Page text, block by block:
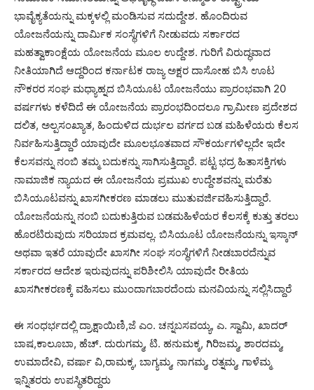
ಭಾವೈಕ್ಯತೆಯನ್ನು ಮಕ್ಕಳಲ್ಲಿ ಮಂಡಿಸುವ ಸದುದ್ದೇಶ. ಹೊಂದಿರುವ
ಯೋಜನೆಯನ್ನು ದಾರ್ಮಿಕ ಸಂಸ್ಥೆಗಳಿಗೆ ನೀಡುವದು ಸರ್ಕಾರದ
ಮಹತ್ವಾಕಾಂಕ್ಷೆಯ ಯೋಜನೆಯ ಮೂಲ ಉದ್ದೇಶ. ಗುರಿಗೆ ವಿರುದ್ಧವಾದ
ನೀತಿಯಾಗಿದೆ ಆದ್ದರಿಂದ ಕರ್ನಾಟಕ ರಾಜ್ಯ ಅಕ್ಷರ ದಾಸೋಹ ಬಿಸಿ ಊಟ
ನೌಕರರ ಸಂಘ ಮಧ್ಯಾಹ್ನದ ಬಿಸಿಯೂಟ ಯೋಜನೆಯು ಪ್ರಾರಂಭವಾಗಿ 20
ವರ್ಷಗಳು ಕಳೆದಿದೆ ಈ ಯೋಜನೆಯ ಪ್ರಾರಂಭದಿಂದಲೂ ಗ್ರಾಮೀಣ ಪ್ರದೇಶದ
ದಲಿತ, ಅಲ್ಪಸಂಖ್ಯಾತ, ಹಿಂದುಳಿದ ದುರ್ಭಲ ವರ್ಗದ ಬಡ ಮಹಿಳೆಯರು ಕೆಲಸ
ನಿರ್ವಹಿಸುತ್ತಿದ್ದಾರೆ ಯಾವುದೇ ಮೂಲಭೂತವಾದ ಸೌಕರ್ಯಗಳಿಲ್ಲದೇ ಇದೇ
ಕೆಲಸವನ್ನು ನಂಬಿ ತಮ್ಮ ಬದುಕನ್ನು ಸಾಗಿಸುತ್ತಿದ್ದಾರೆ. ಪಟ್ಟ ಭದ್ರ ಹಿತಾಸಕ್ತಿಗಳು
ನಾಮಾಜಿಕ ನ್ಯಾಯದ ಈ ಯೋಜನೆಯ ಪ್ರಮುಖ ಉದ್ದೇಶವನ್ನು ಮರೆತು
ಬಿಸಿಯೂಟವನ್ನು ಖಾಸಗೀಕರಣ ಮಾಡಲು ಮುತುವರ್ಜಿವಹಿಸುತ್ತಿದ್ದಾರೆ.
ಯೋಜನೆಯನ್ನು ನಂಬಿ ಬದುಕುತ್ತಿರುವ ಬಡಮಹಿಳೆಯರ ಕೆಲಸಕ್ಕೆ ಕುತ್ತು ತರಲು
ಹೊರಟಿರುವುದು ಸರಿಯಾದ ಕ್ರಮವಲ್ಲ. ಬಿಸಿಯೂಟ ಯೋಜನೆಯನ್ನು ಇಸ್ಕಾನ್
ಅಥವಾ ಇತರೆ ಯಾವುದೇ ಖಾಸಗೀ ಸಂಘ ಸಂಸ್ಥೆಗಳಿಗೆ ನೀಡಬಾರದೆನ್ನುವ
ಸರ್ಕಾರದ ಆದೇಶ ಇರುವುದನ್ನು ಪರಿಶೀಲಿಸಿ ಯಾವುದೇ ರೀತಿಯ
ಖಾಸಗೀಕರಣಕ್ಕೆ ವಹಿಸಲು ಮುಂದಾಗಬಾರದೆಂದು ಮನವಿಯನ್ನು ಸಲ್ಲಿಸಿದ್ದಾರೆ
ಈ ಸಂಧರ್ಭದಲ್ಲಿ ದ್ರಾಕ್ಷಾಯಿಣಿ,ಜೆ ಎಂ. ಚನ್ನಬಸವಯ್ಯ, ಎ. ಸ್ವಾಮಿ, ಖಾದರ್
ಬಾಷ,ಕಾಲೂಬಾ, ಹೆಚ್. ದುರುಗಮ್ಮ, ಟಿ. ಹನುಮಕ್ಕ, ಗಿರಿಜಮ್ಮ, ಶಾರದಮ್ಮ,
ಉಮಾದೇವಿ, ವರ್ಷಾ ವಿ,ರಾಮಕ್ಕ, ಬಾಗ್ಯಮ್ಮ, ನಾಗಮ್ಮ, ರತ್ನಮ್ಮ, ಗಾಳೆಮ್ಮ
ಇನ್ನಿತರರು ಉಪಸ್ಥಿತರಿದ್ದರು